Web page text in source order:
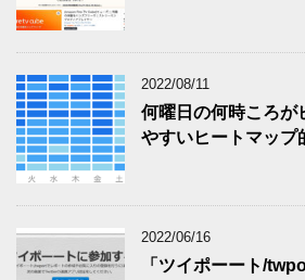
2022/08/11
何曜日の何時ころが
やすいヒートマップ
2022/06/16
「ツイポーート/